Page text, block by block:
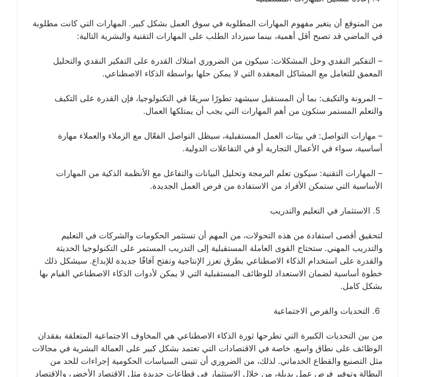
من المتوقع أن يتغير مفهوم المهارات المطلوبة في سوق العمل بشكل كبير. المهارات التي كانت مطلوبة
في الماضي قد تصبح أقل أهمية، بينما سيزداد الطلب على المهارات التقنية والبشرية التالية:
– التفكير النقدي وحل المشكلات: سيكون من الضروري امتلاك القدرة على التفكير النقدي والتحليل
المعمق للتعامل مع المشاكل المعقدة التي لا يمكن حلها بواسطة الذكاء الاصطناعي.
– المرونة والتكيف: بما أن المستقبل سيشهد تطورًا سريعًا في التكنولوجيا، فإن القدرة على التكيف
والتعلم المستمر ستكون من أهم المهارات التي يجب أن يمتلكها العمال.
– مهارات التواصل: في بيئات العمل المستقبلية، سيظل التواصل الفعّال مع الزملاء والعملاء مهارة
أساسية، سواء في الأعمال التجارية أو في التفاعلات الدولية.
– المهارات التقنية: سيكون تعلم البرمجة وتحليل البيانات والتفاعل مع الأنظمة الذكية من المهارات
الأساسية التي ستمكن الأفراد من الاستفادة من فرص العمل الجديدة.
لتحقيق أقصى استفادة من هذه التحولات، من المهم أن تستثمر الحكومات والشركات في التعليم
والتدريب المهني. ستحتاج القوى العاملة المستقبلية إلى التدريب المستمر على التكنولوجيا الحديثة
والقدرة على استخدام الذكاء الاصطناعي بطرق تعزز الإنتاجية وتفتح آفاقًا جديدة للإبداع. سيشكل ذلك
خطوة أساسية لضمان الاستعداد للوظائف المستقبلية التي لا يمكن لأدوات الذكاء الاصطناعي القيام بها
بشكل كامل.
من بين التحديات الكبيرة التي تطرحها ثورة الذكاء الاصطناعي هي المخاوف الاجتماعية المتعلقة بفقدان
الوظائف على نطاق واسع، خاصة في الاقتصادات التي تعتمد بشكل كبير على العمالة البشرية في مجالات
مثل التصنيع والقطاع الخدماتي. لذلك، من الضروري أن تتبنى السياسات الحكومية إجراءات للحد من
البطالة وتوفير فرص عمل بديلة، من خلال الاستثمار في قطاعات جديدة مثل الاقتصاد الأخضر، والاقتصاد